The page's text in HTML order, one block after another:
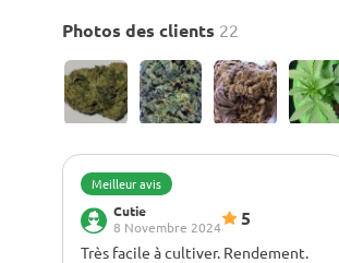
Photos des clients 22
Meilleur avis
Cutie
8 Novembre 2024
5
Très facile à cultiver. Rendement.